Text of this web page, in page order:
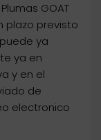
GOAT
plazo previsto
ya
ya en
y en el
de
electronico